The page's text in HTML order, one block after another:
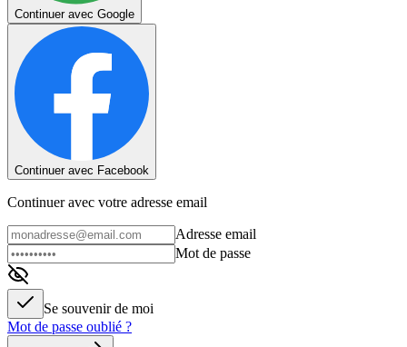
Continuer avec Google
Continuer avec Facebook
Continuer avec votre adresse email
Adresse email
Mot de passe
Se souvenir de moi
Mot de passe oublié ?